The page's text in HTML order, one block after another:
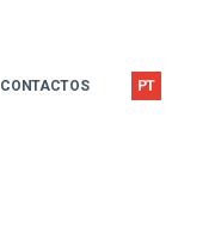
CONTACTOS PT